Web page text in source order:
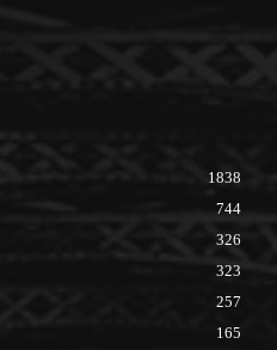
1838
744
326
323
257
165